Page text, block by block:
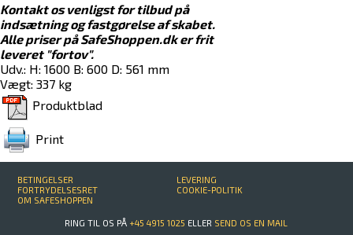
Kontakt os venligst for tilbud på
indsætning og fastgørelse af skabet.
Alle priser på SafeShoppen.dk er frit
leveret "fortov".
Udv.: H: 1600 B: 600 D: 561 mm
Vægt: 337 kg
Produktblad
Print
BETINGELSER
LEVERING
FORTRYDELSESRET
COOKIE-POLITIK
OM SAFESHOPPEN
RING TIL OS PÅ +45 4915 1025 ELLER SEND OS EN MAIL